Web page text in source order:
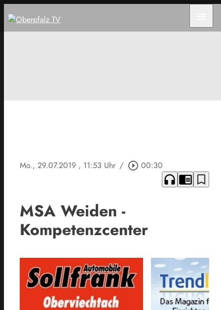
Mo., 29.07.2019 , 11:53 Uhr / play_circle_outline 00:30
headphones chrome_reader_mode bookmark_border
MSA Weiden -
Kompetenzcenter